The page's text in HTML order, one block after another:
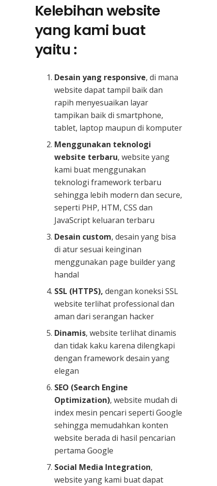
Kelebihan website
yang kami buat
yaitu :
Desain yang responsive, di mana
website dapat tampil baik dan
rapih menyesuaikan layar
tampikan baik di smartphone,
tablet, laptop maupun di komputer
Menggunakan teknologi
website terbaru, website yang
kami buat menggunakan
teknologi framework terbaru
sehingga lebih modern dan secure,
seperti PHP, HTM, CSS dan
JavaScript keluaran terbaru
Desain custom, desain yang bisa
di atur sesuai keinginan
menggunakan page builder yang
handal
SSL (HTTPS), dengan koneksi SSL
website terlihat professional dan
aman dari serangan hacker
Dinamis, website terlihat dinamis
dan tidak kaku karena dilengkapi
dengan framework desain yang
elegan
SEO (Search Engine
Optimization), website mudah di
index mesin pencari seperti Google
sehingga memudahkan konten
website berada di hasil pencarian
pertama Google
Social Media Integration,
website yang kami buat dapat